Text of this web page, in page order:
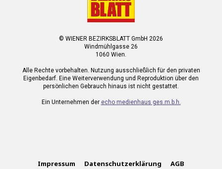
© WIENER BEZIRKSBLATT GmbH 2026
Windmühlgasse 26
1060 Wien.
Alle Rechte vorbehalten. Nutzung ausschließlich für den privaten
Eigenbedarf. Eine Weiterverwendung und Reproduktion über den
persönlichen Gebrauch hinaus ist nicht gestattet.
Ein Unternehmen der echo medienhaus ges.m.b.h.
Impressum Datenschutzerklärung AGB